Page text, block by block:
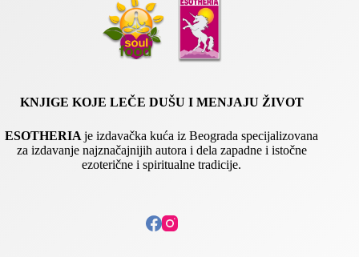
KNJIGE KOJE LEČE DUŠU I MENJAJU ŽIVOT
ESOTHERIAje izdavačka kuća iz Beograda specijalizovana
za izdavanje najznačajnijih autora i dela zapadne i istočne
ezoterične i spiritualne tradicije.